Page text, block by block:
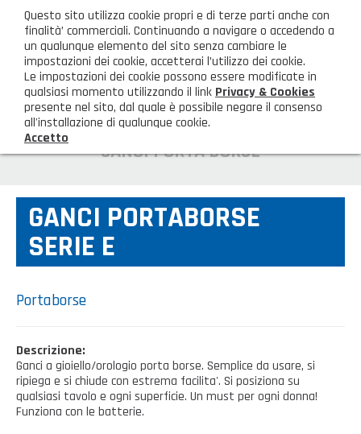
AREA CLIENTI
HOME
Chi siamo
GAMMA PRODOTTI
Illuminazione
Igienizzanti-mascherine-guanti
Casalinghi Cucina
Casalinghi Pulizia
PRODOTTI NOVITÀ
Prodotti in Promozione
CONTATTI
Dove siamo
SHOP PRIVATI
NOVITÀ ED EVENTI
FAQ
GANCI PORTA BORSE
GANCI PORTABORSE
SERIE E
Portaborse
Descrizione:
Ganci a gioiello/orologio porta borse. Semplice da usare, si
ripiega e si chiude con estrema facilita'. Si posiziona su
qualsiasi tavolo e ogni superficie. Un must per ogni donna!
Funziona con le batterie.
Questo sito utilizza cookie propri e di terze parti anche con
finalità’ commerciali. Continuando a navigare o accedendo a
un qualunque elemento del sito senza cambiare le
impostazioni dei cookie, accetterai l’utilizzo dei cookie.
Le impostazioni dei cookie possono essere modificate in
qualsiasi momento utilizzando il link Privacy & Cookies
presente nel sito, dal quale è possibile negare il consenso
all'installazione di qualunque cookie.
Accetto